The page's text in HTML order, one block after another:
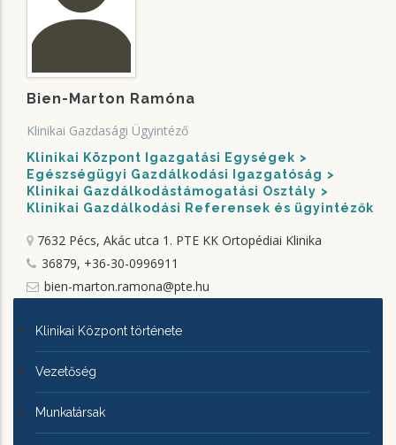
Bien-Marton Ramóna
Klinikai Gazdasági Ügyintéző
Klinikai Központ Igazgatási Egységek
Egészségügyi Gazdálkodási Igazgatóság
Klinikai Gazdálkodástámogatási Osztály
Klinikai Gazdálkodási Referensek és ügyintézők
7632 Pécs, Akác utca 1. PTE KK Ortopédiai Klinika
36879, +36-30-0996911
bien-marton.ramona@pte.hu
KLINIKAI
KÖZPONTRÓL
Klinikai Központ története
Vezetőség
Munkatársak